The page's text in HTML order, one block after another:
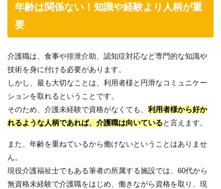
年齢は関係ない！知識や経験より人柄が重
要
介護職は、食事や排泄介助、認知症対応など専門的な知識や
技術を身に付ける必要があります。
しかし、最も大切なことは、利用者様と円滑なコミュニケー
ションを取れるということです。
そのため、介護未経験で資格がなくても、 利用者様から好か
れるような人柄であれば、介護職は向いていると言えます。
また、年齢を重ねているから働けないということはありませ
ん。
現役介護福祉士でもある筆者の所属する施設では、60代から
無資格未経験で介護職をはじめ、働きながら資格を取り、現